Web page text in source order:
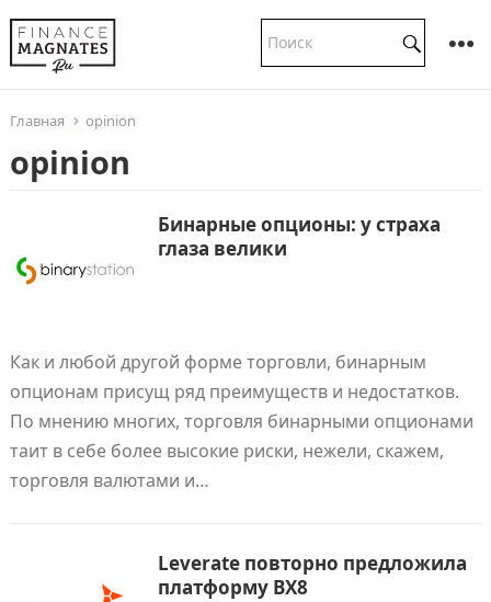
Главная opinion
opinion
Бинарные опционы: у страха
глаза велики
Как и любой другой форме торговли, бинарным
опционам присущ ряд преимуществ и недостатков.
По мнению многих, торговля бинарными опционами
таит в себе более высокие риски, нежели, скажем,
торговля валютами и…
Leverate повторно предложила
платформу BX8